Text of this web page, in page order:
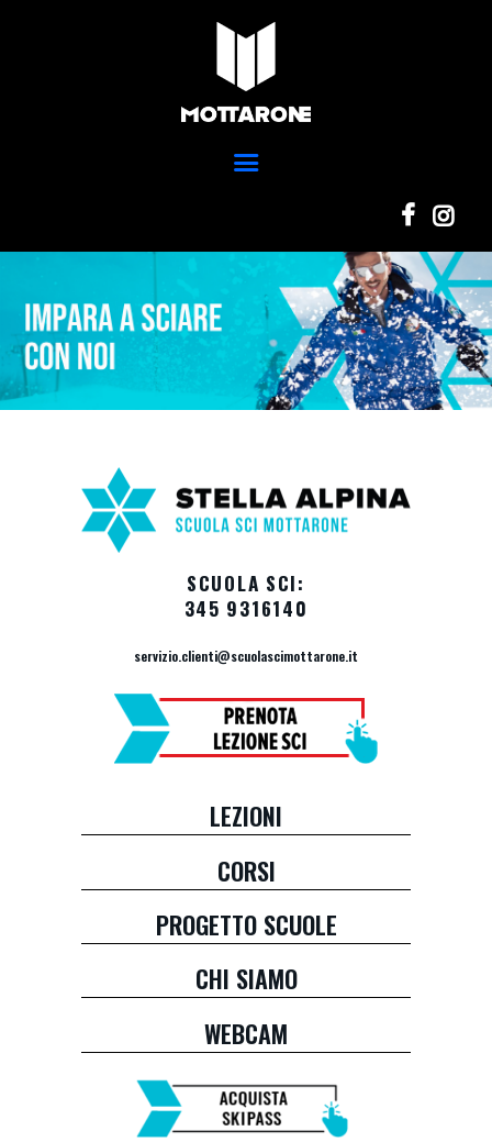
MOTTARONE STRESA
News
Info
SCUOLA SCI:
345 9316140
servizio.clienti@scuolascimottarone.it
LEZIONI
CORSI
PROGETTO SCUOLE
CHI SIAMO
WEBCAM